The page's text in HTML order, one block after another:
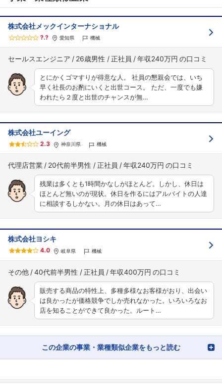
フォローしました
こちらの企業もフォローしませんか？
株式会社メックインターナショナル
?.? 愛知県 機械
セールスエンジニア 26歳男性 正社員 年収240万円
とにかくゴマすりが得意な人。 社員の懇親会では、いち
早く社長のお酌にいくと出世コース。 ただ、一度でも嫌
われたら２度と出世のチャンスが無…
株式会社ユーイング
2.3 神奈川県 機械
代理店営業 20代前半男性 正社員 年収240万円
残業は多くとも1時間かなしがほとんど。しかし、休日は
ほとんど無いのが現状。休日を作るにはアルバイトの人達
に相談するしかない。月の休日はあって…
株式会社ヨシキ
4.0 岐阜県 機械
その他 40代前半男性 正社員 年収400万円
販売する商品の特性上、多種多様なお客様がおり、出会い
は良かったが価格競争でしか売れなかった。いろいろなお
店を知ることができて良かった。ルート…
この企業の事業・業種類似企業をもっと読む